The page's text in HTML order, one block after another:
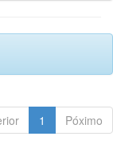
1 Póximo